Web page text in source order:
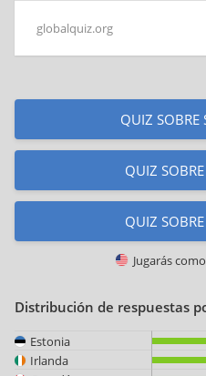
globalquiz.org
QUIZ SOBRE
QUIZ
QUIZ
Jugarás como
Distribución de respuestas
Estonia
Irlanda